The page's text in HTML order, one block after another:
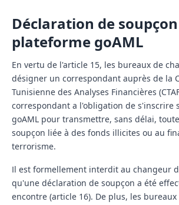
Déclaration de
plateforme goAML
En vertu de l'article 15, les bureaux de
désigner un correspondant auprès de la
Tunisienne des Analyses Financières
correspondant a l'obligation de s'inscrire
goAML pour transmettre, sans délai,
soupçon liée à des fonds illicites ou au
terrorisme.
Il est formellement interdit au changeur
qu'une déclaration de soupçon a été
encontre (article 16). De plus, les